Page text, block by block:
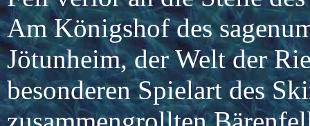
Am Königshof des
Jötunheim, der Welt der
besonderen Spielart des